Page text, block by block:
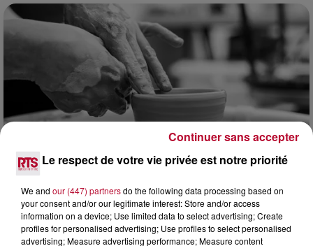
7h51
OCCITANIE : CET ÉTÉ, LA CRÉATION S'EXPOSE
DANS LES ATELIERS D'ARTISANS
Le respect de votre vie privée est notre priorité
We and our (447) partnersdo the following data processing based on
your consent and/or our legitimate interest: Store and/or access
information on a device; Use limited data to select advertising; Create
profiles for personalised advertising; Use profiles to select personalised
advertising; Measure advertising performance; Measure content
Continuer sans accepter